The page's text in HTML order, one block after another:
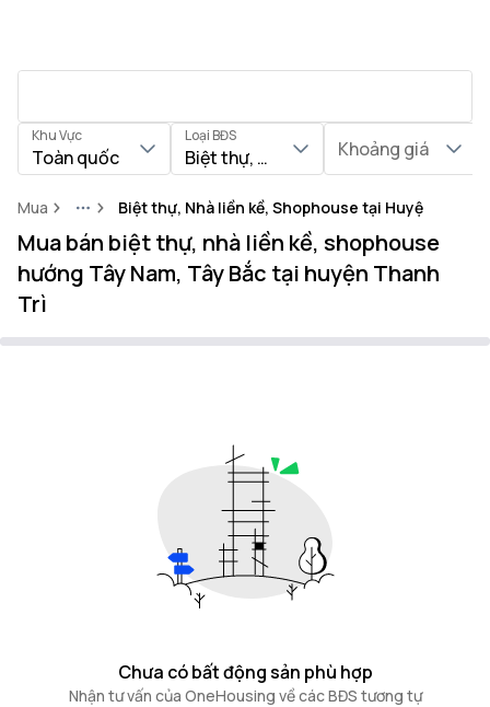
Khu Vực
Toàn quốc
Loại BĐS
Biệt thự, Nhà liền kề, Shophouse
Khoảng giá
Mua MoreBiệt thự, Nhà liền kề, Shophouse tại Huyện Thanh
Mua bán biệt thự, nhà liền kề, shophouse
hướng Tây Nam, Tây Bắc tại huyện Thanh
Trì
Chưa có bất động sản phù hợp
Nhận tư vấn của OneHousing về các BĐS tương tự